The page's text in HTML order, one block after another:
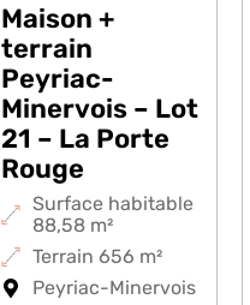
Maison +
terrain
Peyriac-
Minervois – Lot
21 – La Porte
Rouge
Surface habitable
88,58 m²
Terrain 656 m²
Peyriac-Minervois